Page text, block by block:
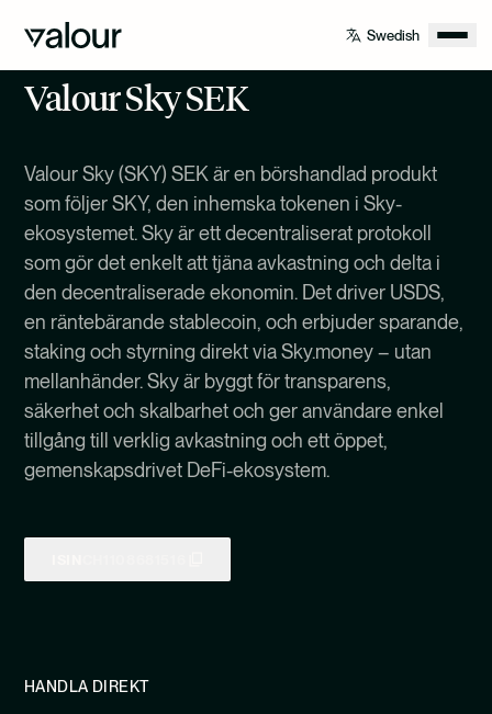
Valour Sky SEK
Valour Sky (SKY) SEK är en börshandlad produkt
som följer SKY, den inhemska tokenen i Sky-
ekosystemet. Sky är ett decentraliserat protokoll
som gör det enkelt att tjäna avkastning och delta i
den decentraliserade ekonomin. Det driver USDS,
en räntebärande stablecoin, och erbjuder sparande,
staking och styrning direkt via Sky.money – utan
mellanhänder. Sky är byggt för transparens,
säkerhet och skalbarhet och ger användare enkel
tillgång till verklig avkastning och ett öppet,
gemenskapsdrivet DeFi-ekosystem.
HANDLA DIREKT